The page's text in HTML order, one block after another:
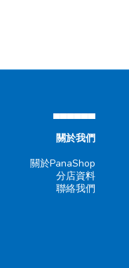
▄▄▄▄▄▄
關於我們
關於PanaShop
分店資料
聯絡我們